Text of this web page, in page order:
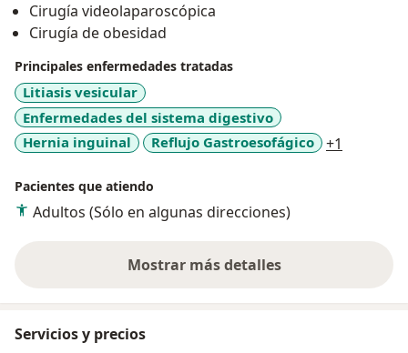
Cirugía videolaparoscópica
Cirugía de obesidad
Principales enfermedades tratadas
Litiasis vesicular
Enfermedades del sistema digestivo
Hernia inguinal
Reflujo Gastroesofágico +1
Pacientes que atiendo
Adultos (Sólo en algunas direcciones)
Mostrar más detalles
sobre la experiencia
Servicios y precios